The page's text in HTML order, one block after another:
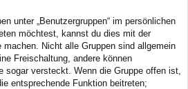
unter „Benutzergruppen“ im persönlichen
möchtest, kannst du dies mit der
Nicht alle Gruppen sind allgemein
Freischaltung, andere können
sogar versteckt. Wenn die Gruppe offen ist,
entsprechende Funktion beitreten;